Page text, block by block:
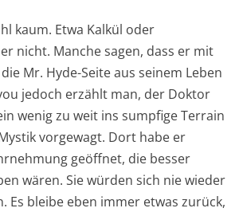
kaum. Etwa Kalkül oder
nicht. Manche sagen, dass er mit
Mr. Hyde-Seite aus seinem Leben
jedoch erzählt man, der Doktor
wenig zu weit ins sumpfige Terrain
vorgewagt. Dort habe er
geöffnet, die besser
wären. Sie würden sich nie wieder
Es bleibe eben immer etwas zurück,